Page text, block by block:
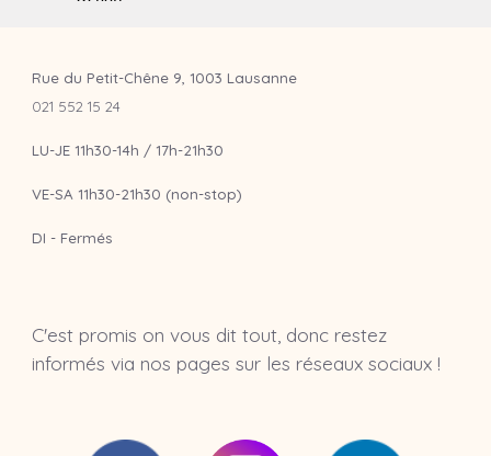
Rue du Petit-Chêne 9, 1003 Lausanne
021 552 15 24
LU-JE 11h30-14h / 17h-21h30
VE-SA 11h30-21h30 (non-stop)
DI - Fermés
C'est promis on vous dit tout, donc restez
informés via nos pages sur les réseaux sociaux !